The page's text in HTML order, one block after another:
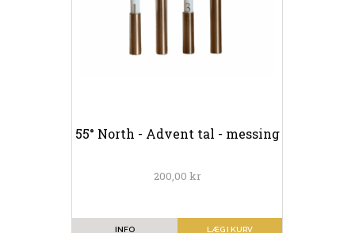
55° North - Advent tal - messing
200,00 kr
LÆG I KURV
INFO